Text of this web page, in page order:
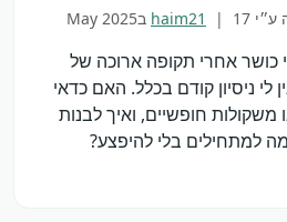
ע״י haim21 | 17 בMay 2025
כושר אחרי תקופה ארוכה של
לי ניסיון קודם בכלל. האם כדאי
חופשיים, ואיך לבנות
למתחילים בלי להיפצע?